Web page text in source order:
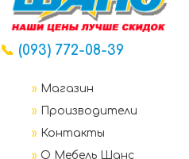
📞 (093) 772-08-39
» Магазин
»
Производители
» Контакты
» О Мебель Шанс